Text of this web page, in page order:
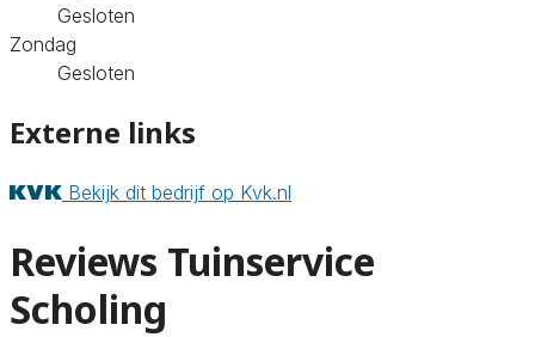
Gesloten
Zondag
Gesloten
Externe links
Bekijk dit bedrijf op Kvk.nl
Reviews Tuinservice
Scholing